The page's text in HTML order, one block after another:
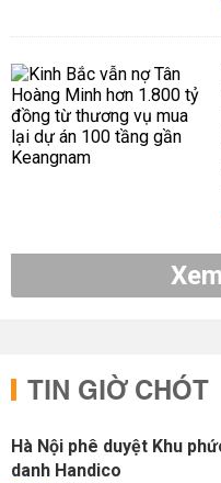
TIN GIỜ CHÓT
Hà Nội phê duyệt Khu
danh Handico